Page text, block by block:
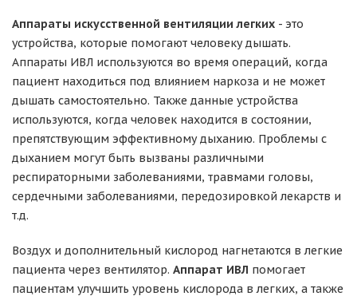
Аппараты искусственной вентиляции легких - это
устройства, которые помогают человеку дышать.
Аппараты ИВЛ используются во время операций, когда
пациент находиться под влиянием наркоза и не может
дышать самостоятельно. Также данные устройства
используются, когда человек находится в состоянии,
препятствующим эффективному дыханию. Проблемы с
дыханием могут быть вызваны различными
респираторными заболеваниями, травмами головы,
сердечными заболеваниями, передозировкой лекарств и
т.д.
Воздух и дополнительный кислород нагнетаются в легкие
пациента через вентилятор. Аппарат ИВЛ помогает
пациентам улучшить уровень кислорода в легких, а также